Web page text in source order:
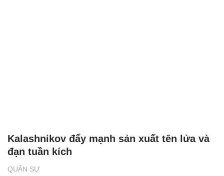
QUÂN SỰ
Kalashnikov đẩy mạnh sản xuất tên lửa và
đạn tuần kích